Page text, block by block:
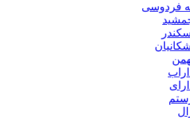
فردوسی
اسکندر
اشکانیان